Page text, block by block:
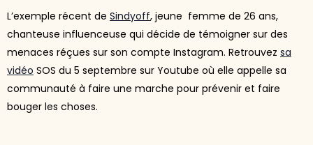
L’exemple récent de Sindyoff, jeune femme de 26 ans,
chanteuse influenceuse qui décide de témoigner sur des
menaces réçues sur son compte Instagram. Retrouvez sa
vidéo SOS du 5 septembre sur Youtube où elle appelle sa
communauté à faire une marche pour prévenir et faire
bouger les choses.